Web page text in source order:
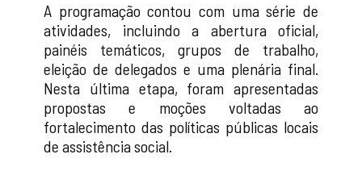
A programação contou com uma série de
atividades, incluindo a abertura oficial,
painéis temáticos, grupos de trabalho,
eleição de delegados e uma plenária final.
Nesta última etapa, foram apresentadas
propostas e moções voltadas ao
fortalecimento das políticas públicas locais
de assistência social.